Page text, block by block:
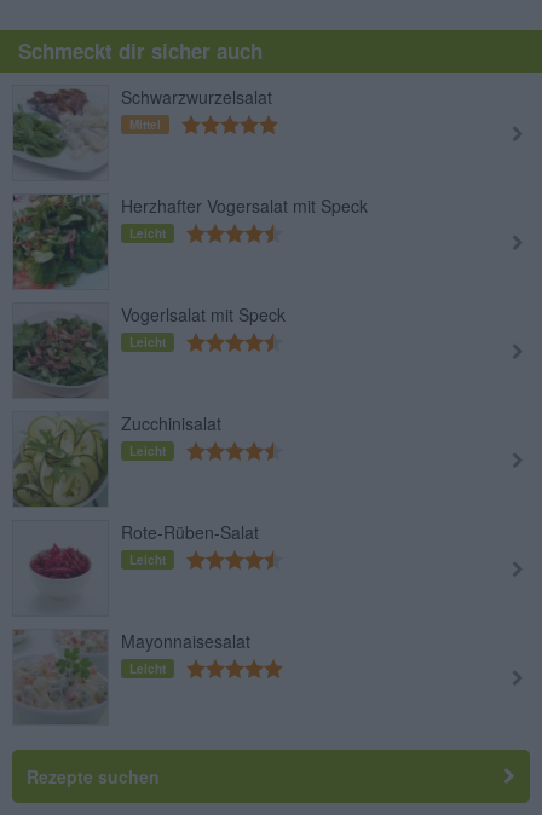
Schmeckt dir sicher auch
Schwarzwurzelsalat
Mittel
Herzhafter Vogersalat mit Speck
Leicht
Vogerlsalat mit Speck
Leicht
Zucchinisalat
Leicht
Rote-Rüben-Salat
Leicht
Mayonnaisesalat
Leicht
Rezepte suchen